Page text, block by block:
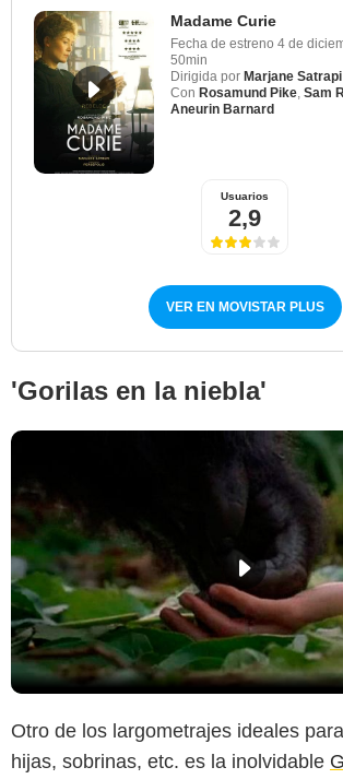
Madame Curie
Fecha de estreno 4 de
50min
Dirigida por Marjane Satrapi
Con Rosamund Pike, Sam
Aneurin Barnard
Usuarios
2,9
VER EN MOVISTAR PLUS
'Gorilas en la niebla'
Otro de los largometrajes ideales
hijas, sobrinas, etc. es la inolvidable